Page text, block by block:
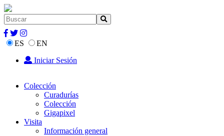
ES
EN
Iniciar Sesión
Colección
Curadurías
Colección
Gigapixel
Visita
Información general